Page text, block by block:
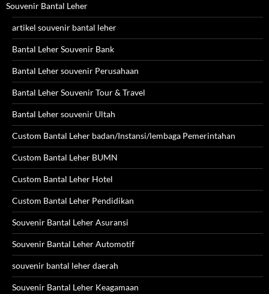
Souvenir Bantal Leher
artikel souvenir bantal leher
Bantal Leher Souvenir Bank
Bantal Leher souvenir Perusahaan
Bantal Leher Souvenir Tour & Travel
Bantal Leher souvenir Ultah
Custom Bantal Leher badan/Instansi/lembaga Pemerintahan
Custom Bantal Leher BUMN
Custom Bantal Leher Hotel
Custom Bantal Leher Pendidikan
Souvenir Bantal Leher Asuransi
Souvenir Bantal Leher Automotif
souvenir bantal leher daerah
Souvenir Bantal Leher Keagamaan